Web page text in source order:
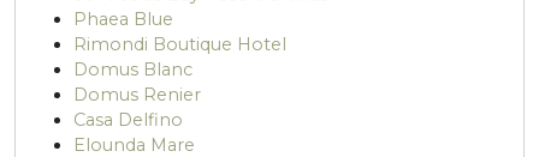
Phaea Blue
Rimondi Boutique Hotel
Domus Blanc
Domus Renier
Casa Delfino
Elounda Mare